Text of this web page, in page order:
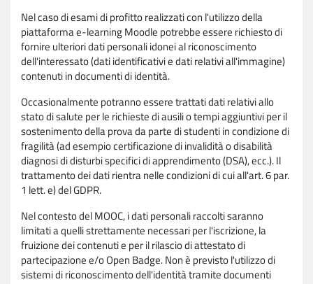
Nel caso di esami di profitto realizzati con l'utilizzo della
piattaforma e-learning Moodle potrebbe essere richiesto di
fornire ulteriori dati personali idonei al riconoscimento
dell'interessato (dati identificativi e dati relativi all'immagine)
contenuti in documenti di identità.
Occasionalmente potranno essere trattati dati relativi allo
stato di salute per le richieste di ausili o tempi aggiuntivi per il
sostenimento della prova da parte di studenti in condizione di
fragilità (ad esempio certificazione di invalidità o disabilità
diagnosi di disturbi specifici di apprendimento (DSA), ecc.). Il
trattamento dei dati rientra nelle condizioni di cui all'art. 6 par.
1 lett. e) del GDPR.
Nel contesto del MOOC, i dati personali raccolti saranno
limitati a quelli strettamente necessari per l'iscrizione, la
fruizione dei contenuti e per il rilascio di attestato di
partecipazione e/o Open Badge. Non è previsto l'utilizzo di
sistemi di riconoscimento dell'identità tramite documenti